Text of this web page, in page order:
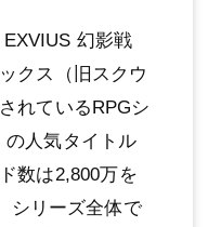
EXVIUS 幻影戦
クス（旧スクウ
れているRPGシ
の⼈気タイトル
数は2,800万を
シリーズ全体で